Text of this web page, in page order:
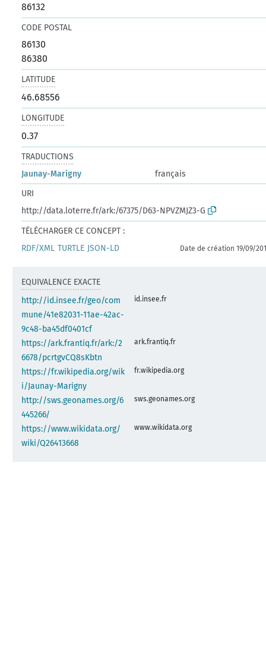
86132
CODE POSTAL
86130
86380
LATITUDE
46.68556
LONGITUDE
0.37
TRADUCTIONS
Jaunay-Marigny
français
URI
http://data.loterre.fr/ark:/67375/D63-NPVZMJZ3-G
TÉLÉCHARGER CE CONCEPT :
RDF/XML TURTLE JSON-LD Date de création 19/09/
EQUIVALENCE EXACTE
http://id.insee.fr/geo/com
mune/41e82031-11ae-42ac-
9c48-ba45df0401cf
id.insee.fr
https://ark.frantiq.fr/ark:/2
6678/pcrtgvCQ8sKbtn
ark.frantiq.fr
https://fr.wikipedia.org/wik
i/Jaunay-Marigny
fr.wikipedia.org
http://sws.geonames.org/6
445266/
sws.geonames.org
https://www.wikidata.org/
wiki/Q26413668
www.wikidata.org